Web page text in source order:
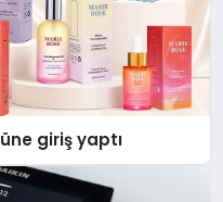
giriş yaptı